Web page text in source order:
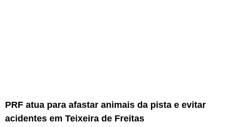
PRF atua para afastar animais da pista e evitar
acidentes em Teixeira de Freitas